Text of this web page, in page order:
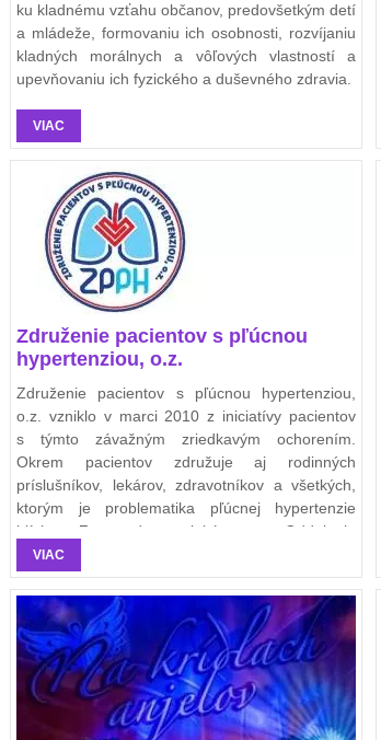
ku kladnému vzťahu občanov, predovšetkým detí
a mládeže, formovaniu ich osobnosti, rozvíjaniu
kladných morálnych a vôľových vlastností a
upevňovaniu ich fyzického a duševného zdravia.
VIAC
Združenie pacientov s pľúcnou
hypertenziou, o.z.
Združenie pacientov s pľúcnou hypertenziou,
o.z. vzniklo v marci 2010 z iniciatívy pacientov
s týmto závažným zriedkavým ochorením.
Okrem pacientov združuje aj rodinných
príslušníkov, lekárov, zdravotníkov a všetkých,
ktorým je problematika pľúcnej hypertenzie
blízka. Za podpory lekárov z Oddelenia
zlyhávania a transplantácie srdca Národného
ústavu srdcových a cievnych chorôb v Bratislave
sa združeniu úspešne darí plniť svoje ciele už
piaty rok.
VIAC